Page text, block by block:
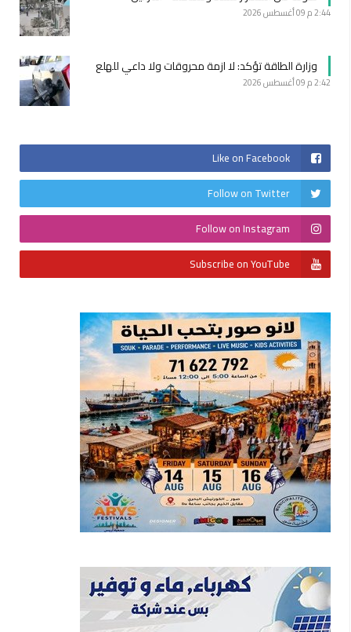
2:44 م 09 أغسطس 2026
وزارة الطاقة تؤكد: لا ازمة محروقات ولا داعي للهلع
2:42 م 09 أغسطس 2026
Like on Facebook
Follow on Twitter
Follow on Instagram
Subscribe on YouTube